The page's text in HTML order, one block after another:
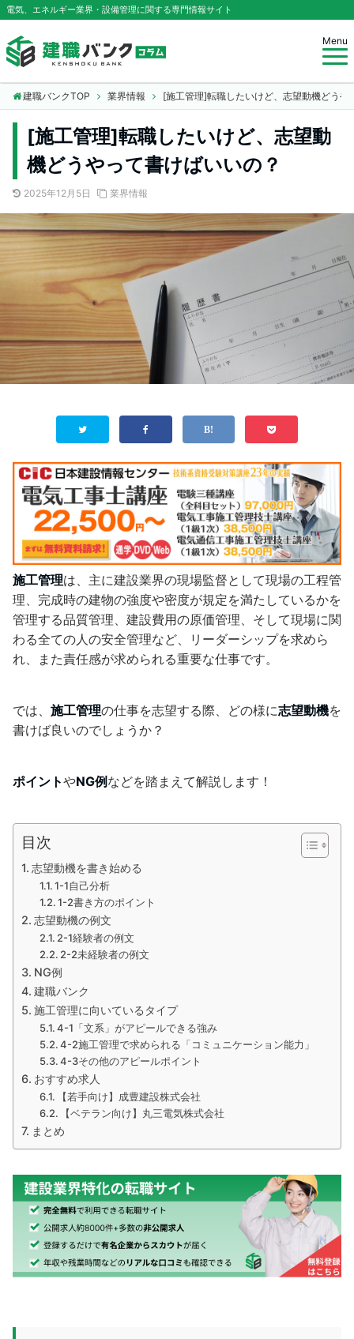
電気、エネルギー業界・設備管理に関する専門情報サイト
Menu
建職バンクTOP 業界情報 [施工管理]転職したいけど、志望動機どうや
[施工管理]転職したいけど、志望動
機どうやって書けばいいの？
2025年12月5日 業界情報
施工管理は、主に建設業界の現場監督として現場の工程管
理、完成時の建物の強度や密度が規定を満たしているかを
管理する品質管理、建設費用の原価管理、そして現場に関
わる全ての人の安全管理など、リーダーシップを求めら
れ、また責任感が求められる重要な仕事です。
では、 施工管理の仕事を志望する際、どの様に志望動機を
書けば良いのでしょうか？
ポイントやNG例などを踏まえて解説します！
目次
志望動機を書き始める
1-1自己分析
1-2書き方のポイント
志望動機の例文
2-1経験者の例文
2-2未経験者の例文
NG例
建職バンク
施工管理に向いているタイプ
4-1「文系」がアピールできる強み
4-2施工管理で求められる「コミュニケーション能力」
4-3その他のアピールポイント
おすすめ求人
【若手向け】成豊建設株式会社
【ベテラン向け】丸三電気株式会社
まとめ